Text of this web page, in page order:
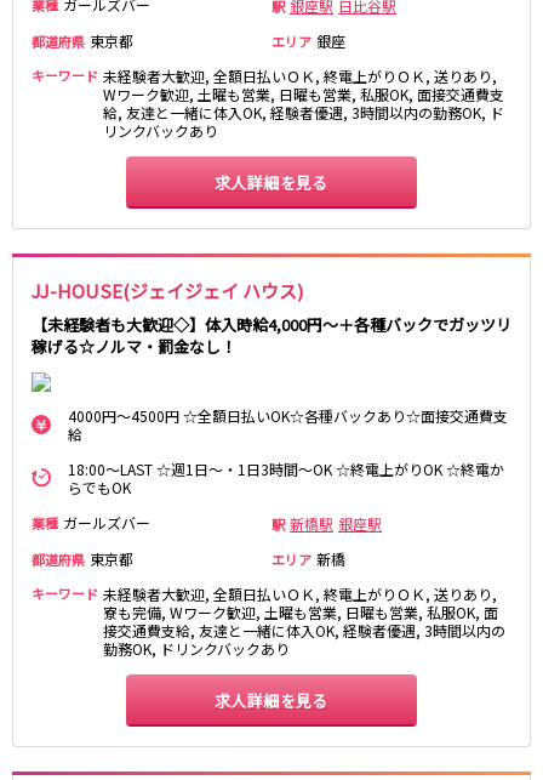
業種 ガールズバー 駅 銀座駅 日比谷駅
都道府県 東京都 エリア 銀座
キーワード 未経験者大歓迎, 全額日払いＯＫ, 終電上がりＯＫ, 送りあり,
Wワーク歓迎, 土曜も営業, 日曜も営業, 私服OK, 面接交通費支
給, 友達と一緒に体入OK, 経験者優遇, 3時間以内の勤務OK, ド
リンクバックあり
求人詳細を見る
JJ-HOUSE(ジェイジェイ ハウス)
【未経験者も大歓迎◇】体入時給4,000円～＋各種バックでガッツリ
稼げる☆ノルマ・罰金なし！
4000円～4500円 ☆全額日払いOK☆各種バックあり☆面接交通費支
給
18:00～LAST ☆週1日～・1日3時間～OK ☆終電上がりOK ☆終電か
らでもOK
業種 ガールズバー 駅 新橋駅 銀座駅
都道府県 東京都 エリア 新橋
キーワード 未経験者大歓迎, 全額日払いＯＫ, 終電上がりＯＫ, 送りあり,
寮も完備, Wワーク歓迎, 土曜も営業, 日曜も営業, 私服OK, 面
接交通費支給, 友達と一緒に体入OK, 経験者優遇, 3時間以内の
勤務OK, ドリンクバックあり
求人詳細を見る
東急目黒線
武蔵小杉駅
新丸子駅
武蔵小山駅
JR常磐線(上野～取手)
上野駅
柏駅
北千住駅
南柏駅
取手駅
金町駅
新松戸駅
亀有駅
東京メトロ千代田線
北千住駅
赤坂駅
湯島駅
綾瀬駅
乃木坂駅
都営新宿線